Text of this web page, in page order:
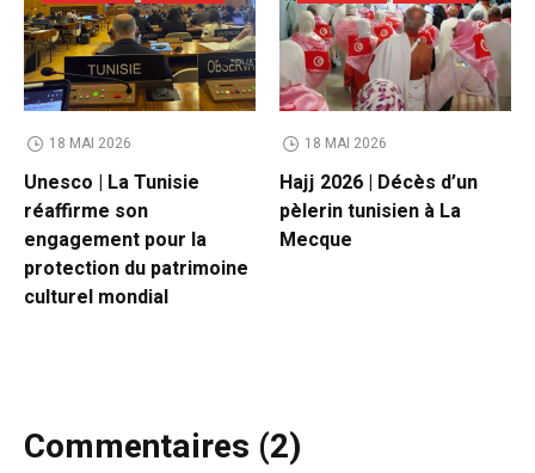
18 MAI 2026
Unesco | La Tunisie
réaffirme son
engagement pour la
protection du patrimoine
culturel mondial
18 MAI 2026
Hajj 2026 | Décès d’un
pèlerin tunisien à La
Mecque
Commentaires (2)